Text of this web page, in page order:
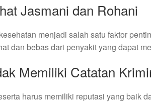
Jasmani dan Rohani
menjadi salah satu faktor
dan bebas dari penyakit yang dapat
Memiliki Catatan
harus memiliki reputasi yang baik